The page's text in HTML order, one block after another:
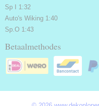
Sp I 1:32
Auto's Wiking 1:40
Sp.O 1:43
Betaalmethodes